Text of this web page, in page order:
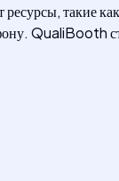
такие
QualiBooth